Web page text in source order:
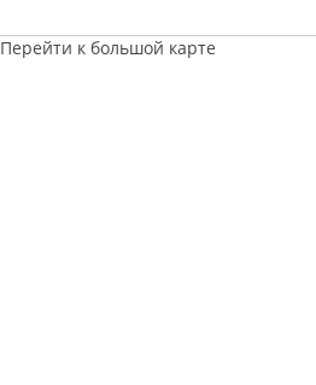
Перейти к большой карте